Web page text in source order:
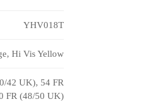
YHV018T
Hi Vis Yellow
42 UK), 54 FR
FR (48/50 UK)